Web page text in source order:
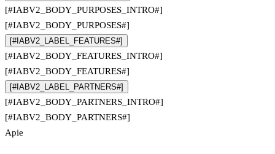
[#IABV2_BODY_PURPOSES_INTRO#]
[#IABV2_BODY_PURPOSES#]
[#IABV2_LABEL_FEATURES#]
[#IABV2_BODY_FEATURES_INTRO#]
[#IABV2_BODY_FEATURES#]
[#IABV2_LABEL_PARTNERS#]
[#IABV2_BODY_PARTNERS_INTRO#]
[#IABV2_BODY_PARTNERS#]
Apie